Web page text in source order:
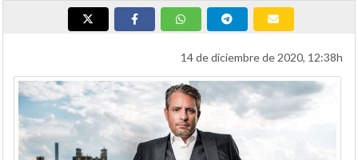
14 de diciembre de 2020, 12:38h